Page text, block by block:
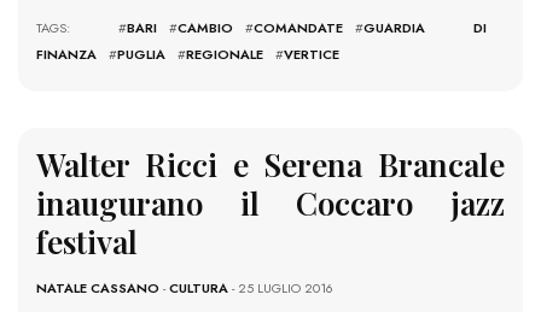
TAGS: #BARI #CAMBIO #COMANDATE #GUARDIA DI
FINANZA
#PUGLIA #REGIONALE #VERTICE
Walter Ricci e Serena Brancale
inaugurano il Coccaro jazz
festival
NATALE CASSANO -CULTURA- 25 LUGLIO 2016